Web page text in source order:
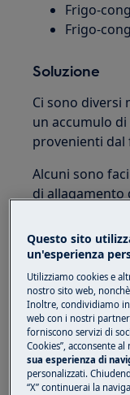
Frigo-
Frigo-
Soluzione
Ci sono diversi
un accumulo
provenienti
Alcuni sono
di allagamento
congelatore ti
nostri centri di
perché un
alcune parti
risolvere il
per causare
sull'impianto
ma
Ecco alcuni
Questo sito
un'esperienza
Utilizziamo cookies e
nostro sito web,
Inoltre, condividiamo
web con i nostri
forniscono servizi di
Cookies”, acconsente
sua esperienza di
personalizzati.
“X” continuerai la